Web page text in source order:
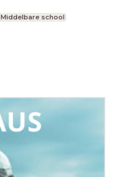
Middelbare school